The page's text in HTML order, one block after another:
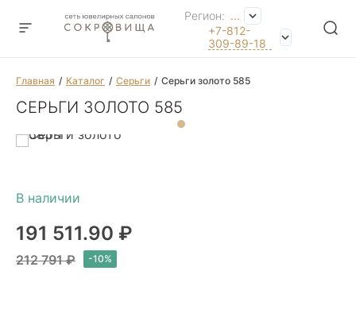
Регион: ...
+7-812-
309-89-18
Главная Каталог Серьги Серьги золото 585
СЕРЬГИ ЗОЛОТО 585
191 511.90 ₽
212 791 ₽